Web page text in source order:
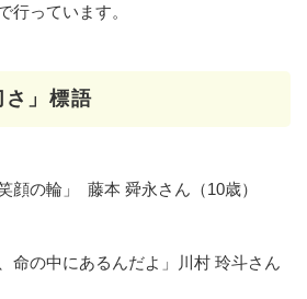
行っています。
さ」標語
顔の輪」 藤本 舜永さん（10歳）
命の中にあるんだよ」川村 玲斗さん